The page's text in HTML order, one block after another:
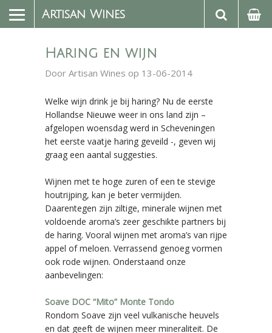
Artisan Wines
Haring en wijn
Door Artisan Wines op 13-06-2014
Welke wijn drink je bij haring? Nu de eerste
Hollandse Nieuwe weer in ons land zijn –
afgelopen woensdag werd in Scheveningen
het eerste vaatje haring geveild -, geven wij
graag een aantal suggesties.
Wijnen met te hoge zuren of een te stevige
houtrijping, kan je beter vermijden.
Daarentegen zijn ziltige, minerale wijnen met
voldoende aroma’s zeer geschikte partners bij
de haring. Vooral wijnen met aroma’s van rijpe
appel of meloen. Verrassend genoeg vormen
ook rode wijnen. Onderstaand onze
aanbevelingen:
Soave DOC “Mito” Monte Tondo
Rondom Soave zijn veel vulkanische heuvels
en dat geeft de wijnen meer mineraliteit. De